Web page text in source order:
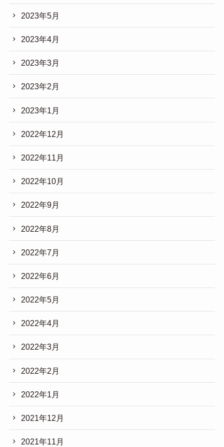
2023年5月
2023年4月
2023年3月
2023年2月
2023年1月
2022年12月
2022年11月
2022年10月
2022年9月
2022年8月
2022年7月
2022年6月
2022年5月
2022年4月
2022年3月
2022年2月
2022年1月
2021年12月
2021年11月